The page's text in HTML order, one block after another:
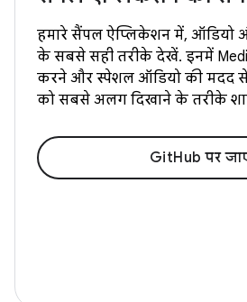
हमारे सैंपल ऐप्लिकेशन में, ऑडियो
के सबसे सही तरीके देखें. इनमें
करने और स्पेशल ऑडियो की मदद
को सबसे अलग दिखाने के तरीके
GitHub पर